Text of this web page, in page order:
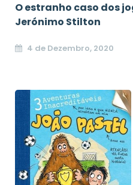
O estranho caso dos
Jerónimo Stilton
4 de Dezembro, 2020